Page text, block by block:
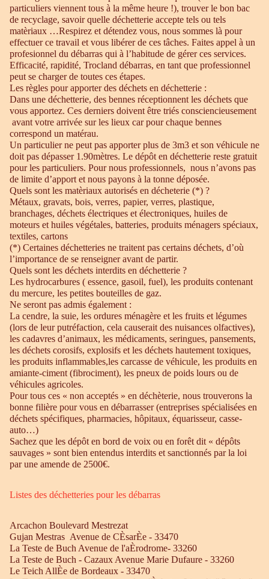
particuliers viennent tous à la même heure !), trouver le bon bac
de recyclage, savoir quelle déchetterie accepte tels ou tels
matèriaux …Respirez et détendez vous, nous sommes là pour
effectuer ce travail et vous libérer de ces tâches. Faites appel à un
profesionnel du débarras qui à l’habitude de gérer ces services.
Efficacité, rapidité, Trocland débarras, en tant que professionnel
peut se charger de toutes ces étapes.
Les règles pour apporter des déchets en déchetterie :
Dans une déchetterie, des bennes réceptionnent les déchets que
vous apportez. Ces derniers doivent être triés consciencieusement
avant votre arrivée sur les lieux car pour chaque bennes
correspond un matérau.
Un particulier ne peut pas apporter plus de 3m3 et son véhicule ne
doit pas dépasser 1.90mètres. Le dépôt en déchetterie reste gratuit
pour les particuliers. Pour nous professionnels, nous n’avons pas
de limite d’apport et nous payons à la tonne déposée.
Quels sont les matèriaux autorisés en décheterie (*) ?
Métaux, gravats, bois, verres, papier, verres, plastique,
branchages, déchets électriques et électroniques, huiles de
moteurs et huiles végétales, batteries, produits ménagers spéciaux,
textiles, cartons
(*) Certaines déchetteries ne traitent pas certains déchets, d’où
l’importance de se renseigner avant de partir.
Quels sont les déchets interdits en déchetterie ?
Les hydrocarbures ( essence, gasoil, fuel), les produits contenant
du mercure, les petites bouteilles de gaz.
Ne seront pas admis également :
La cendre, la suie, les ordures ménagère et les fruits et légumes
(lors de leur putréfaction, cela causerait des nuisances olfactives),
les cadavres d’animaux, les médicaments, seringues, pansements,
les déchets corosifs, explosifs et les déchets hautement toxiques,
les produits inflammables,les carcasse de véhicule, les produits en
amiante-ciment (fibrociment), les pneux de poids lours ou de
véhicules agricoles.
Pour tous ces « non acceptés » en déchèterie, nous trouverons la
bonne filière pour vous en débarrasser (entreprises spécialisées en
déchets spécifiques, pharmacies, hôpitaux, équarisseur, casse-
auto…)
Sachez que les dépôt en bord de voix ou en forêt dit « dépôts
sauvages » sont bien entendus interdits et sanctionnés par la loi
par une amende de 2500€.
Listes des déchetteries pour les débarras
Arcachon Boulevard Mestrezat
Gujan Mestras Avenue de CÈsarÈe - 33470
La Teste de Buch Avenue de l'aÈrodrome- 33260
La Teste de Buch - Cazaux Avenue Marie Dufaure - 33260
Le Teich AllÈe de Bordeaux - 33470